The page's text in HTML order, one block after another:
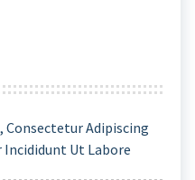
Adipiscing
Incididunt Ut Labore